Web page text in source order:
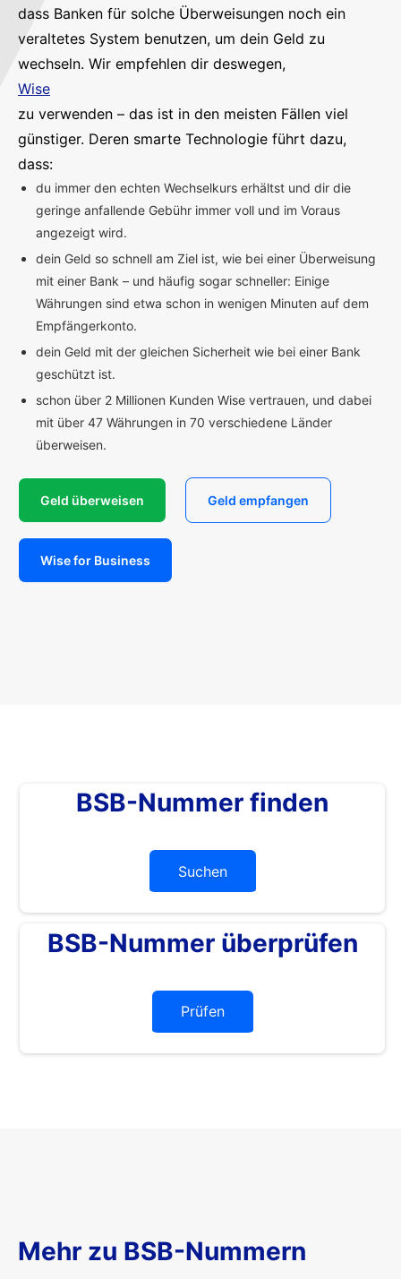
dass Banken für solche Überweisungen noch ein
veraltetes System benutzen, um dein Geld zu
wechseln. Wir empfehlen dir deswegen,
Wise
zu verwenden – das ist in den meisten Fällen viel
günstiger. Deren smarte Technologie führt dazu,
dass:
du immer den echten Wechselkurs erhältst und dir die
geringe anfallende Gebühr immer voll und im Voraus
angezeigt wird.
dein Geld so schnell am Ziel ist, wie bei einer Überweisung
mit einer Bank – und häufig sogar schneller: Einige
Währungen sind etwa schon in wenigen Minuten auf dem
Empfängerkonto.
dein Geld mit der gleichen Sicherheit wie bei einer Bank
geschützt ist.
schon über 2 Millionen Kunden Wise vertrauen, und dabei
mit über 47 Währungen in 70 verschiedene Länder
überweisen.
Geld überweisen Geld empfangen
Wise for Business
BSB-Nummer finden
Suchen
BSB-Nummer überprüfen
Prüfen
Mehr zu BSB-Nummern